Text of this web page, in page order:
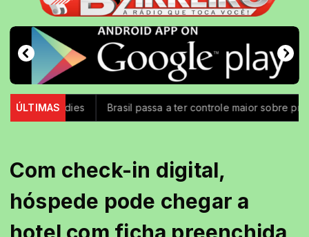
ÚLTIMAS
Ladies Brasil passa a ter controle maior sobre produtos
Com check-in digital,
hóspede pode chegar a